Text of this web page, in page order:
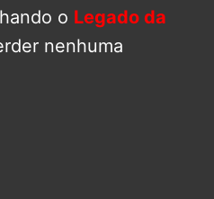
o Legado da
nenhuma